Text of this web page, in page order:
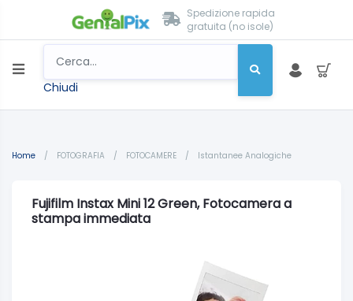
Spedizione rapida
gratuita (no isole)
Chiudi
Home / FOTOGRAFIA / FOTOCAMERE / Istantanee Analogiche
Fujifilm Instax Mini 12 Green, Fotocamera a
stampa immediata